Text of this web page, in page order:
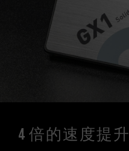
4 倍的速度提升